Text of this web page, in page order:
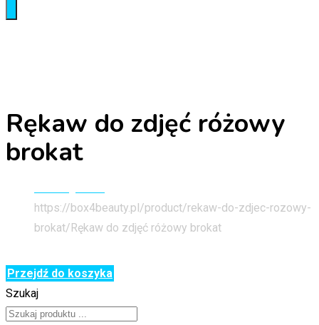
Rękaw do zdjęć różowy
brokat
https://box4beauty.pl/product/rekaw-do-zdjec-rozowy-
brokat/Rękaw do zdjęć różowy brokat
Przejdź do koszyka
Szukaj